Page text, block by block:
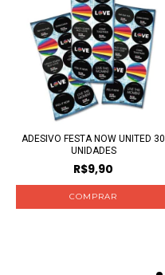
ADESIVO FESTA NOW UNITED 30
UNIDADES
R$9,90